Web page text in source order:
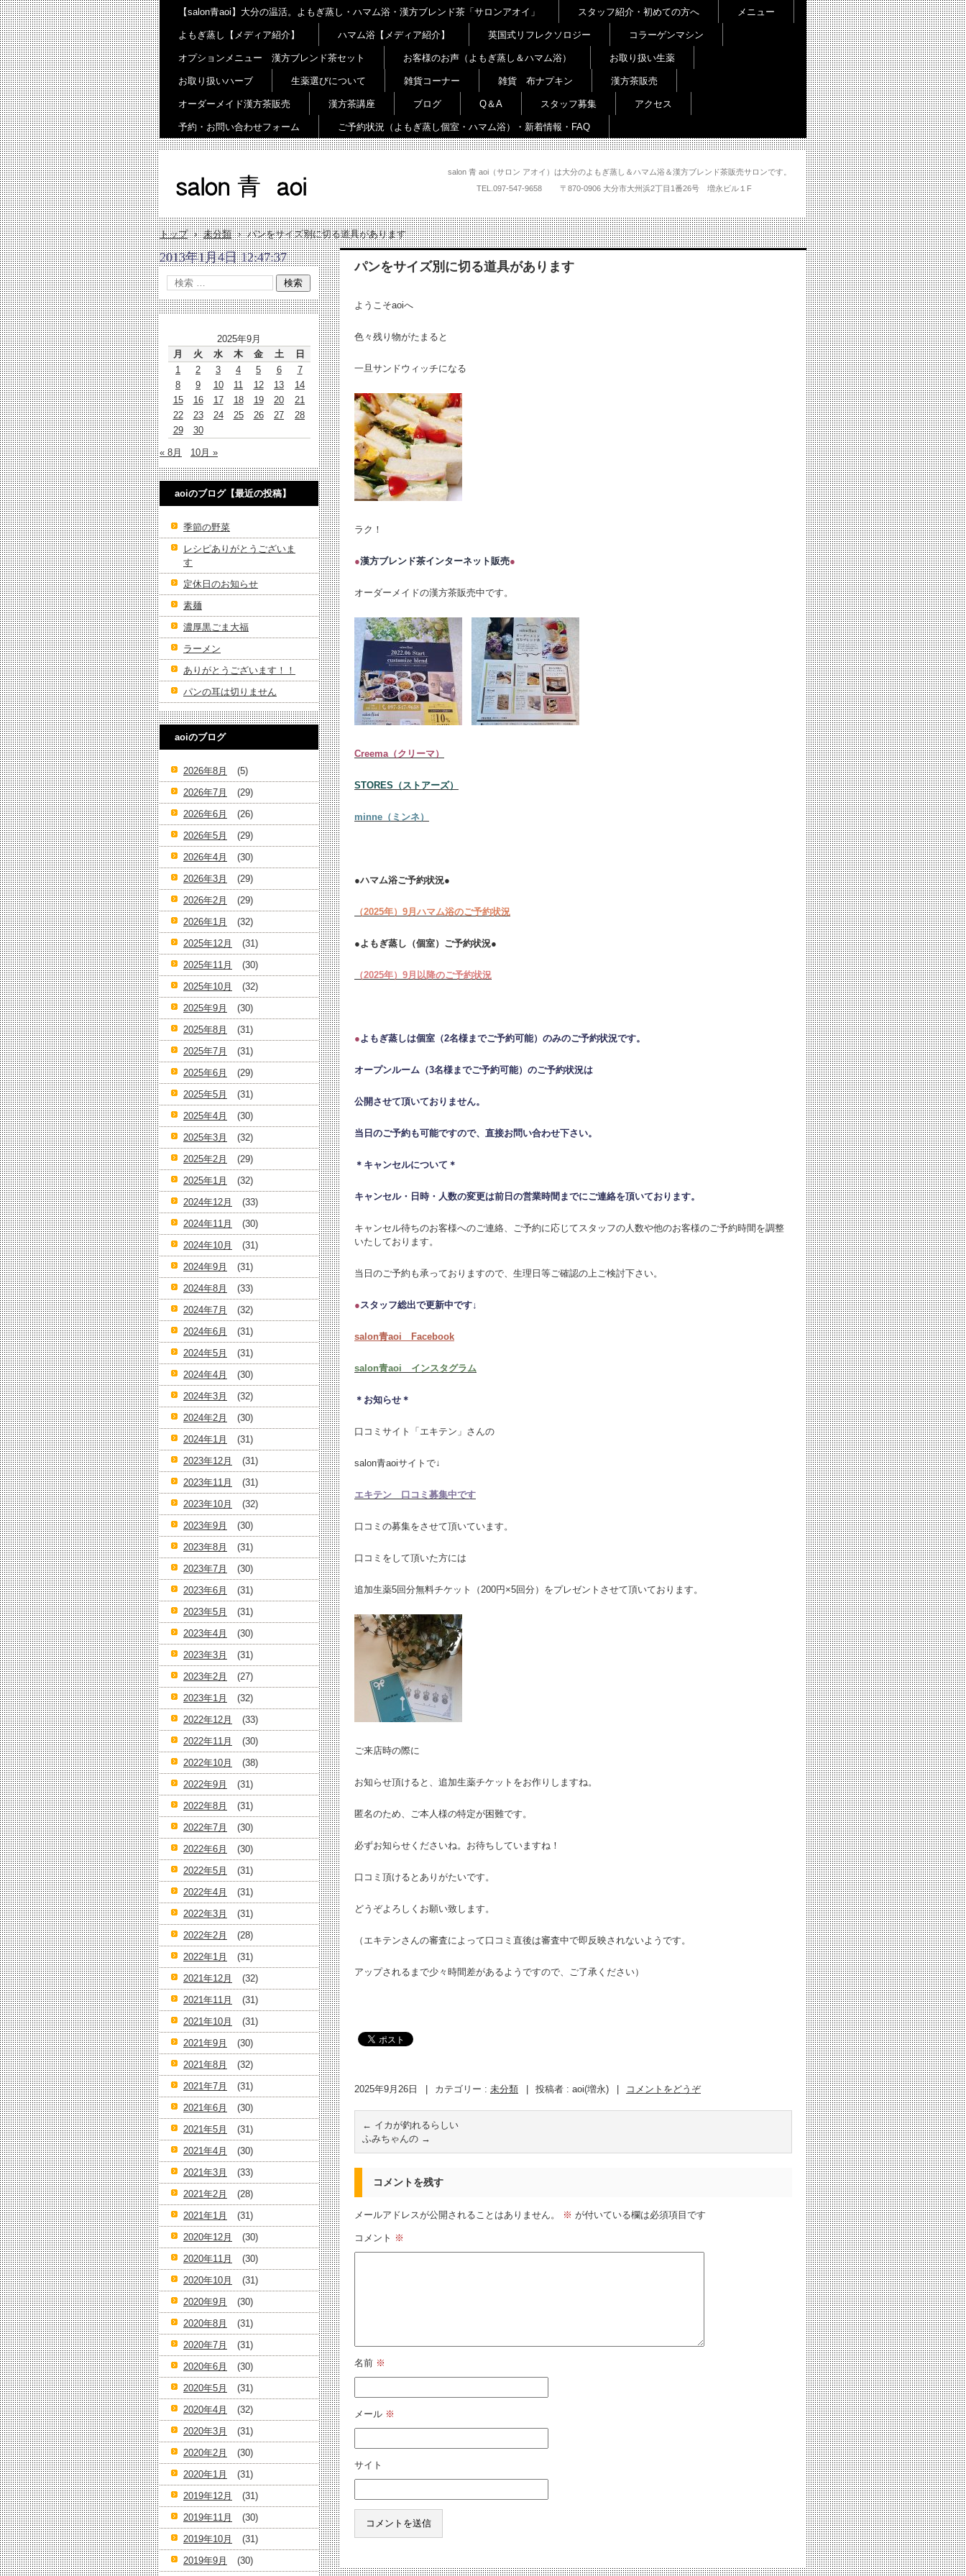
salon 青 aoi（サロン アオイ）は大分のよもぎ蒸し＆ハマム浴＆漢方ブレンド茶販売サロンです。
TEL. 097-547-9658 〒870-0906 大分市大州浜2丁目1番26号 増永ビル１F
【salon青aoi】大分の温活。よもぎ蒸し・ハマム浴・漢方ブレンド茶「サロンアオイ」 スタッフ紹介・初めての方へ メニュー
よもぎ蒸し【メディア紹介】 ハマム浴【メディア紹介】 英国式リフレクソロジー コラーゲンマシン
オプションメニュー 漢方ブレンド茶セット お客様のお声（よもぎ蒸し＆ハマム浴） お取り扱い生薬
お取り扱いハーブ 生薬選びについて 雑貨コーナー 雑貨 布ナプキン 漢方茶販売
オーダーメイド漢方茶販売 漢方茶講座 ブログ Q＆A スタッフ募集 アクセス
予約・お問い合わせフォーム ご予約状況（よもぎ蒸し個室・ハマム浴）・新着情報・FAQ
トップ › 未分類 › パンをサイズ別に切る道具があります
パンをサイズ別に切る道具があります
ようこそaoiへ
色々残り物がたまると
一旦サンドウィッチになる
ラク！
●漢方ブレンド茶インターネット販売●
オーダーメイドの漢方茶販売中です。
Creema（クリーマ）
STORES（ストアーズ）
minne（ミンネ）
●ハマム浴ご予約状況●
（2025年）9月ハマム浴のご予約状況
●よもぎ蒸し（個室）ご予約状況●
（2025年）9月以降のご予約状況
●よもぎ蒸しは個室（2名様までご予約可能）のみのご予約状況です。
オープンルーム（3名様までご予約可能）のご予約状況は
公開させて頂いておりません。
当日のご予約も可能ですので、直接お問い合わせ下さい。
＊キャンセルについて＊
キャンセル・日時・人数の変更は前日の営業時間までにご連絡を頂いております。
キャンセル待ちのお客様へのご連絡、ご予約に応じてスタッフの人数や他のお客様のご予約時間を調整
いたしております。
当日のご予約も承っておりますので、生理日等ご確認の上ご検討下さい。
●スタッフ総出で更新中です↓
salon青aoi Facebook
salon青aoi インスタグラム
＊お知らせ＊
口コミサイト「エキテン」さんの
salon青aoiサイトで↓
エキテン 口コミ募集中です
口コミの募集をさせて頂いています。
口コミをして頂いた方には
追加生薬5回分無料チケット（200円×5回分）をプレゼントさせて頂いております。
ご来店時の際に
お知らせ頂けると、追加生薬チケットをお作りしますね。
匿名のため、ご本人様の特定が困難です。
必ずお知らせくださいね。お待ちしていますね！
口コミ頂けるとありがたいです。
どうぞよろしくお願い致します。
（エキテンさんの審査によって口コミ直後は審査中で即反映されないようです。
アップされるまで少々時間差があるようですので、ご了承ください）
2025年9月26日 カテゴリー : 未分類 投稿者 : aoi(増永) コメントをどうぞ
← イカが釣れるらしい
ふみちゃんの →
コメントを残す
メールアドレスが公開されることはありません。 ※ が付いている欄は必須項目です
コメント ※
名前 ※
メール ※
サイト
2013年1月4日 12:47:37
2025年9月
月
火 水 木 金 土
日
1
2 3 4 5 6
7
8
9 10 11 12 13
14
15
16 17 18 19 20
21
22
23 24 25 26 27
28
29
30
« 8月 10月 »
aoiのブログ【最近の投稿】
季節の野菜
レシピありがとうございま
す
定休日のお知らせ
素麺
濃厚黒ごま大福
ラーメン
ありがとうございます！！
パンの耳は切りません
aoiのブログ
2026年8月
(5)
2026年7月
(29)
2026年6月
(26)
2026年5月
(29)
2026年4月
(30)
2026年3月
(29)
2026年2月
(29)
2026年1月
(32)
2025年12月
(31)
2025年11月
(30)
2025年10月
(32)
2025年9月
(30)
2025年8月
(31)
2025年7月
(31)
2025年6月
(29)
2025年5月
(31)
2025年4月
(30)
2025年3月
(32)
2025年2月
(29)
2025年1月
(32)
2024年12月
(33)
2024年11月
(30)
2024年10月
(31)
2024年9月
(31)
2024年8月
(33)
2024年7月
(32)
2024年6月
(31)
2024年5月
(31)
2024年4月
(30)
2024年3月
(32)
2024年2月
(30)
2024年1月
(31)
2023年12月
(31)
2023年11月
(31)
2023年10月
(32)
2023年9月
(30)
2023年8月
(31)
2023年7月
(30)
2023年6月
(31)
2023年5月
(31)
2023年4月
(30)
2023年3月
(31)
2023年2月
(27)
2023年1月
(32)
2022年12月
(33)
2022年11月
(30)
2022年10月
(38)
2022年9月
(31)
2022年8月
(31)
2022年7月
(30)
2022年6月
(30)
2022年5月
(31)
2022年4月
(31)
2022年3月
(31)
2022年2月
(28)
2022年1月
(31)
2021年12月
(32)
2021年11月
(31)
2021年10月
(31)
2021年9月
(30)
2021年8月
(32)
2021年7月
(31)
2021年6月
(30)
2021年5月
(31)
2021年4月
(30)
2021年3月
(33)
2021年2月
(28)
2021年1月
(31)
2020年12月
(30)
2020年11月
(30)
2020年10月
(31)
2020年9月
(30)
2020年8月
(31)
2020年7月
(31)
2020年6月
(30)
2020年5月
(31)
2020年4月
(32)
2020年3月
(31)
2020年2月
(30)
2020年1月
(31)
2019年12月
(31)
2019年11月
(30)
2019年10月
(31)
2019年9月
(30)